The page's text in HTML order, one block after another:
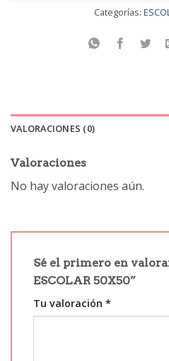
Categorías:
VALORACIONES (0)
Valoraciones
No hay valoraciones aún.
Sé el primero en
ESCOLAR 50X50”
Tu valoración *